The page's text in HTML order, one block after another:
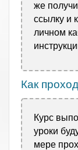
же
ссылку и
личном
Как
Курс
уроки
мере